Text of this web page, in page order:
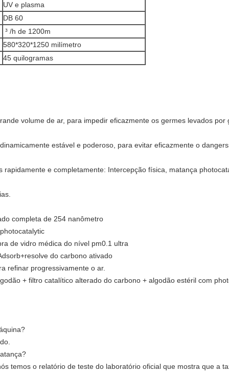
UV e plasma
DB 60
³ /h de 1200m
580*320*1250 milímetro
45 quilogramas
volume de ar, para impedir eficazmente os germes levados por
estável e poderoso, para evitar eficazmente o
e completamente: Intercepção física, matança
completa de 254 nanômetro
de vidro médica do nível pm0.1 ultra
do carbono ativado
refinar progressivamente o ar.
+ filtro catalítico alterado do carbono + algodão estéril com
temos o relatório de teste do laboratório oficial que mostra que a